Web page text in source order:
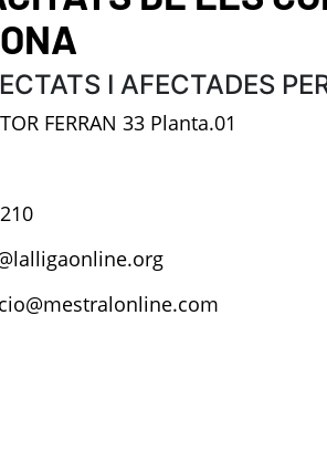
I AFECTADES
FERRAN 33 Planta.01